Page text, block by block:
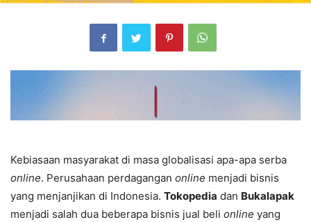
Kebiasaan masyarakat di masa globalisasi apa-apa serba
online. Perusahaan perdagangan online menjadi bisnis
yang menjanjikan di Indonesia. Tokopedia dan Bukalapak
menjadi salah dua beberapa bisnis jual beli online yang